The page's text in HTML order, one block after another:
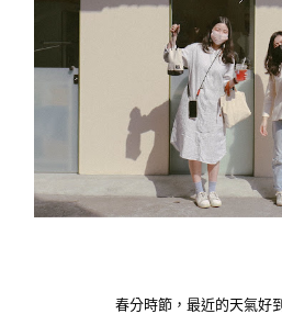
春分時節，最近的天氣好